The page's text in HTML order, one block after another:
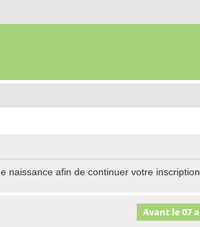
naissance afin de continuer votre inscription.